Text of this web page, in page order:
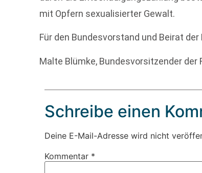
mit Opfern sexualisierter Gewalt.
Für den Bundesvorstand und Beirat
Malte Blümke, Bundesvorsitzender der
Schreibe einen
Deine E-Mail-Adresse wird nicht
Kommentar *